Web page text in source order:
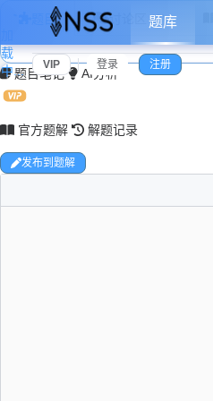
题库
VIP 登录 注册
题目 讨论区 (0)
载
中...题目笔记 AI分析
官方题解 解题记录
发布到题解